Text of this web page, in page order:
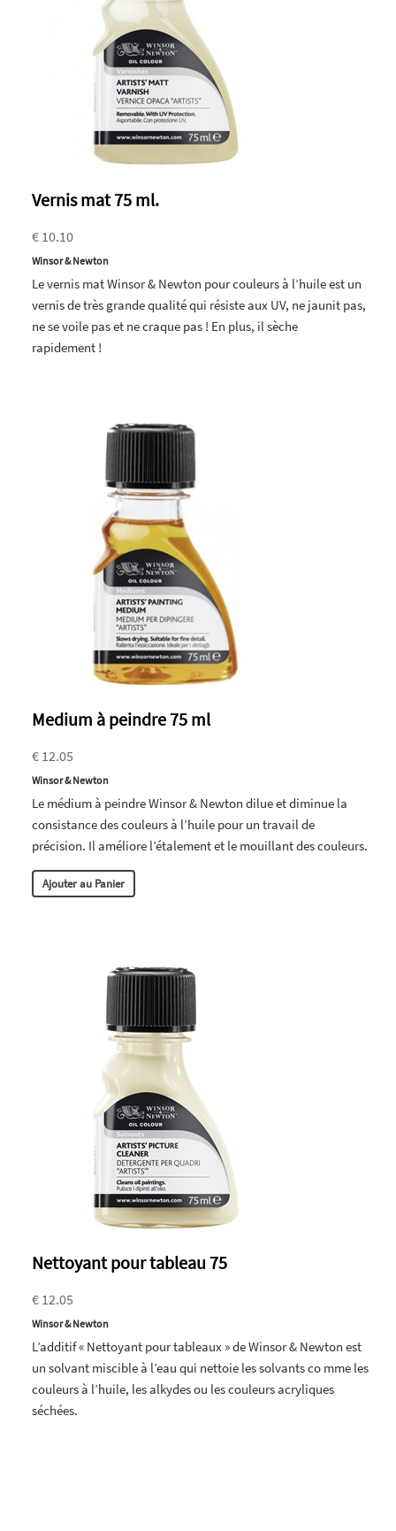
Vernis mat 75 ml.
€ 10.10
Winsor & Newton
Le vernis mat Winsor & Newton pour couleurs à l’huile est un
vernis de très grande qualité qui résiste aux UV, ne jaunit pas,
ne se voile pas et ne craque pas ! En plus, il sèche
rapidement !
Medium à peindre 75 ml
€ 12.05
Winsor & Newton
Le médium à peindre Winsor & Newton dilue et diminue la
consistance des couleurs à l’huile pour un travail de
précision. Il améliore l’étalement et le mouillant des couleurs.
Ajouter au Panier
Nettoyant pour tableau 75
€ 12.05
Winsor & Newton
L’additif « Nettoyant pour tableaux » de Winsor & Newton est
un solvant miscible à l’eau qui nettoie les solvants co mme les
couleurs à l’huile, les alkydes ou les couleurs acryliques
séchées.